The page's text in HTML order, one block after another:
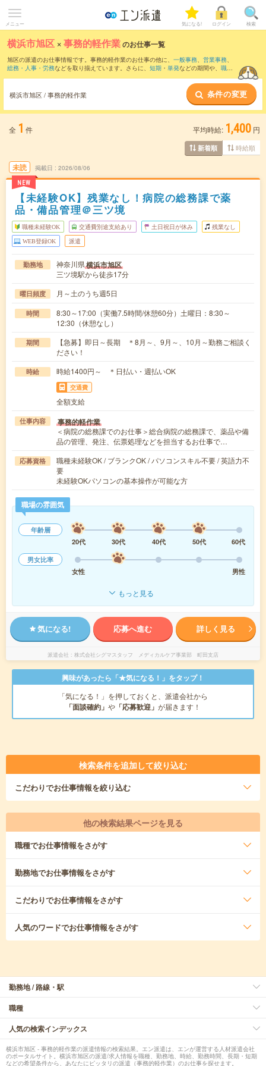
メニュー 気になる! ログイン 検索
横浜市旭区 ×事務的軽作業のお仕事一覧
旭区の派遣のお仕事情報です。事務的軽作業のお仕事の他に、 一般事務、 営業事務、
総務・人事・労務などを取り揃えています。さらに、 短期 ・ 単発などの期間や、 職種
横浜市旭区 / 事務的軽作業 条件の変更
全 1 件 平均時給: 1,400 円
新着順 時給順
未読
NEW
掲載日 2026/08/06
【未経験OK】残業なし！病院の総務課で薬
品・備品管理＠三ツ境
職種未経験OK 交通費別途支給あり 土日祝日が休み 残業なし
WEB登録OK 派遣
勤務地 神奈川県横浜市旭区
三ツ境駅から徒歩17分
曜日頻度 月～土のうち週5日
時間
8:30～17:00（実働7.5時間/休憩60分）土曜日：8:30～
12:30（休憩なし）
期間
【急募】即日～長期 ＊8月～、9月～、10月～勤務ご相談く
ださい！
時給 時給1400円～ ＊日払い・週払いOK
交通費
全額支給
仕事内容 事務的軽作業
＜病院の総務課でのお仕事＞総合病院の総務課で、薬品や備
品の管理、発注、伝票処理などを担当するお仕事で…
応募資格
職種未経験OK / ブランクOK / パソコンスキル不要 / 英語力不
要
未経験OKパソコンの基本操作が可能な方
職場の雰囲気
年齢層
20代
30代 40代 50代
60代
男女比率
女性
男性
もっと見る
気になる! 応募へ進む 詳しく見る
派遣会社 株式会社シグマスタッフ メディカルケア事業部 町田支店
興味があったら「★気になる！」をタップ！
「気になる！」を押しておくと、派遣会社から
「面談確約」 や 「応募歓迎」 が届きます！
検索条件を追加して絞り込む
こだわりでお仕事情報を絞り込む
他の検索結果ページを見る
職種でお仕事情報をさがす
勤務地でお仕事情報をさがす
こだわりでお仕事情報をさがす
人気のワードでお仕事情報をさがす
勤務地 / 路線・駅
職種
人気の検索インデックス
横浜市旭区 - 事務的軽作業の派遣情報の検索結果。エン派遣は、エンが運営する人材派遣会社
のポータルサイト。横浜市旭区の派遣/求人情報を職種、勤務地、時給、勤務時間、長期・短期
などの希望条件から、あなたにピッタリの派遣（事務的軽作業）のお仕事を探せます。